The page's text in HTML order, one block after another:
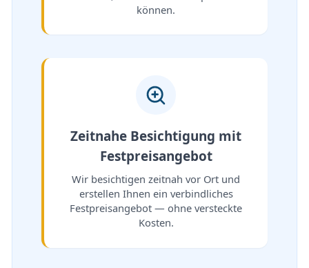
können.
Zeitnahe Besichtigung mit
Festpreisangebot
Wir besichtigen zeitnah vor Ort und
erstellen Ihnen ein verbindliches
Festpreisangebot — ohne versteckte
Kosten.